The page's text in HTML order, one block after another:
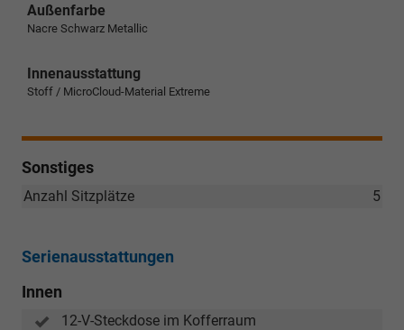
Außenfarbe
Nacre Schwarz Metallic
Innenausstattung
Stoff / MicroCloud-Material Extreme
Sonstiges
5
Anzahl Sitzplätze
Serienausstattungen
Innen
12-V-Steckdose im Kofferraum